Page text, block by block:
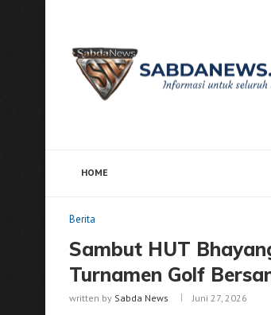
HOME
Berita
Sambut HUT
Turnamen Golf
written by Sabda News Juni 27, 2026